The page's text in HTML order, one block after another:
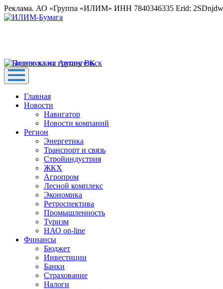
Реклама. АО «Группа «ИЛИМ» ИНН 7840346335 Erid:
Главная
Новости
Навигатор
Новости компаний
Регион
Энергетика
Транспорт и связь
Стройиндустрия
ЖКХ
Агропром
Лесной комплекс
Экономика
Ретроспектива
Промышленность
Туризм
НАО on-line
Финансы
Бюджет
Инвестиции
Банки
Страхование
Налоги